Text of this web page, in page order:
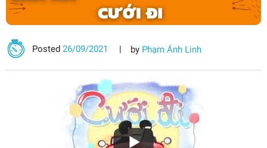
Posted26/09/2021 by Phạm Ánh Linh